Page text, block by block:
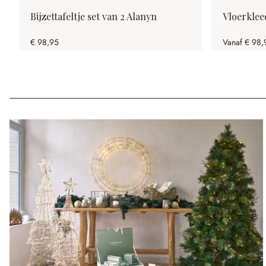
Bijzettafeltje set van 2 Alanyn
€ 98,95 Vanaf €